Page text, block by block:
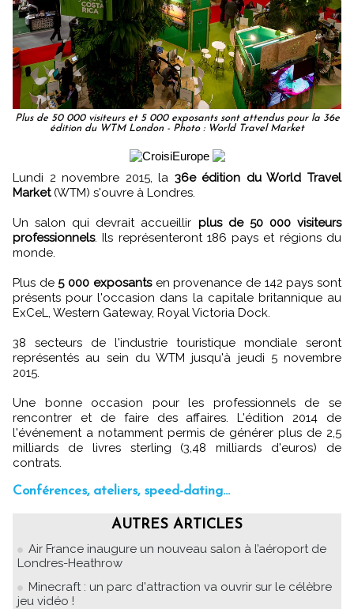
Plus de 50 000 visiteurs et 5 000 exposants sont attendus pour la 36e
édition du WTM London - Photo : World Travel Market
Lundi 2 novembre 2015, la 36e édition du World Travel
Market(WTM) s'ouvre à Londres.
Un salon qui devrait accueillir plus de 50 000 visiteurs
professionnels. Ils représenteront 186 pays et régions du
monde.
Plus de 5 000 exposantsen provenance de 142 pays sont
présents pour l'occasion dans la capitale britannique au
ExCeL, Western Gateway, Royal Victoria Dock.
38 secteurs de l'industrie touristique mondiale seront
représentés au sein du WTM jusqu'à jeudi 5 novembre
2015.
Une bonne occasion pour les professionnels de se
rencontrer et de faire des affaires. L'édition 2014 de
l'événement a notamment permis de générer plus de 2,5
milliards de livres sterling (3,48 milliards d'euros) de
contrats.
Conférences, ateliers, speed-dating...
AUTRES ARTICLES
Air France inaugure un nouveau salon à l’aéroport de
Londres-Heathrow
Minecraft : un parc d'attraction va ouvrir sur le célèbre
jeu vidéo !